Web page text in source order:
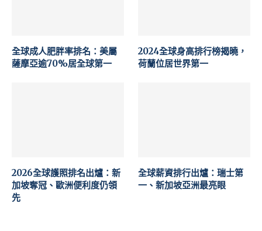
全球成人肥胖率排名：美屬
薩摩亞逾70%居全球第一
2024全球身高排行榜揭曉，
荷蘭位居世界第一
2026全球護照排名出爐：新
加坡奪冠、歐洲便利度仍領
先
全球薪資排行出爐：瑞士第
一、新加坡亞洲最亮眼